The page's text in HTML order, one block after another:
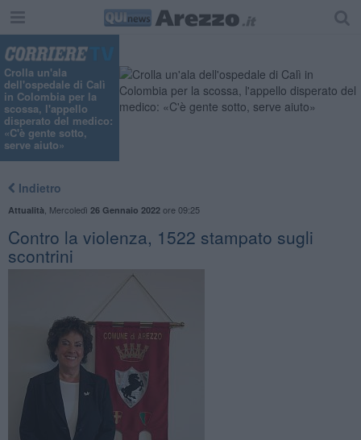
Crolla un'ala
dell'ospedale di Calì
in Colombia per la
scossa, l'appello
disperato del medico:
«C'è gente sotto,
serve aiuto»
Indietro
Attualità Mercoledì 26 Gennaio 2022ore 09:25
Contro la violenza, 1522 stampato sugli
scontrini